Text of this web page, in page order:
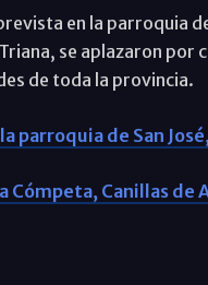
en la parroquia
se aplazaron por
de toda la provincia.
parroquia de San
Cómpeta, Canillas de